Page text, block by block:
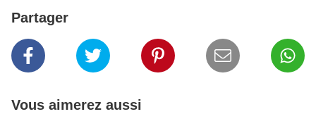
Partager
Vous aimerez aussi